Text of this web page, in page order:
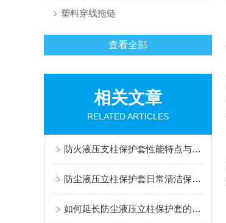
塑料穿线拖链
查看全部
相关文章
RELATED ARTICLES
防火液压支柱保护套性能特点与阻燃防护应用
防尘液压立柱保护套日常清洁保养与更换规范
如何延长防尘液压立柱保护套的使用寿命？